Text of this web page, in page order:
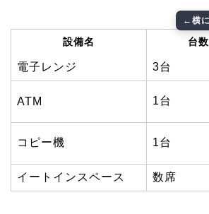
設備名 台
電子レンジ 3台
ATM 1台
コピー機 1台
イートインスペース 数席